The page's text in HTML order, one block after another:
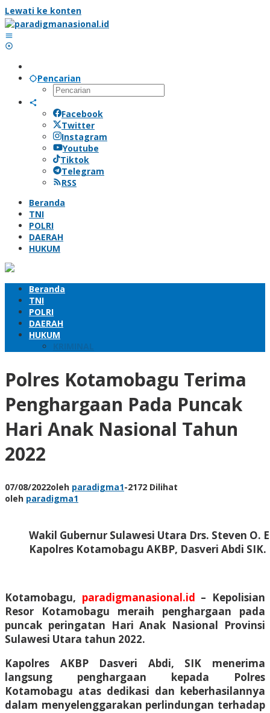
Lewati ke konten
Pencarian
Facebook
Twitter
Instagram
Youtube
Tiktok
Telegram
RSS
Beranda
TNI
POLRI
DAERAH
HUKUM
Beranda
TNI
POLRI
DAERAH
HUKUM
KRIMINAL
Polres Kotamobagu Terima
Penghargaan Pada Puncak
Hari Anak Nasional Tahun
2022
07/08/2022oleh paradigma1-2172 Dilihat
oleh paradigma1
Wakil Gubernur Sulawesi Utara Drs. Steven
Kapolres Kotamobagu AKBP, Dasveri Abdi SIK.
Kotamobagu, paradigmanasional.id – Kepolisian
Resor Kotamobagu meraih penghargaan pada
puncak peringatan Hari Anak Nasional Provinsi
Sulawesi Utara tahun 2022.
Kapolres AKBP Dasveri Abdi, SIK menerima
langsung penghargaan kepada Polres
Kotamobagu atas dedikasi dan keberhasilannya
dalam menyelenggarakan perlindungan terhadap